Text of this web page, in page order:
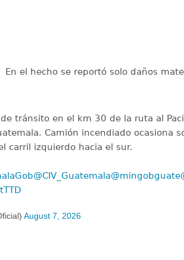
En el hecho se reportó solo daños
tránsito en el km 30 de la ruta al
Camión incendiado ocasiona
carril izquierdo hacia el sur.
@CIV_Guatemala@mingobguate
August 7, 2026